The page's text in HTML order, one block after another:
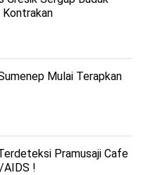
Kontrakan
Mulai Terapkan
Pramusaji Cafe
AIDS !